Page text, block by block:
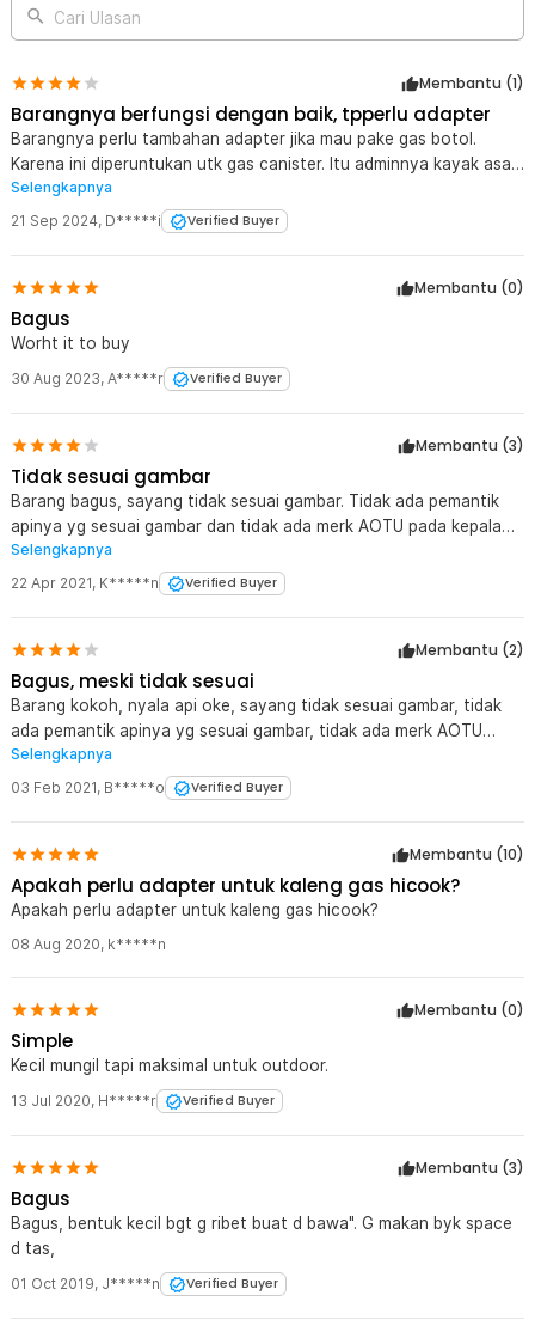
Cari Ulasan
Membantu (1)
Barangnya berfungsi dengan baik, tpperlu adapter
Barangnya perlu tambahan adapter jika mau pake gas botol.
Karena ini diperuntukan utk gas canister. Itu adminnya kayak asal
jawab di FAQ.
Selengkapnya
21 Sep 2024, D*****i Verified Buyer
Membantu (0)
Bagus
Worht it to buy
30 Aug 2023, A*****r Verified Buyer
Membantu (3)
Tidak sesuai gambar
Barang bagus, sayang tidak sesuai gambar. Tidak ada pemantik
apinya yg sesuai gambar dan tidak ada merk AOTU pada kepala
kompor seperti gambar.
Selengkapnya
22 Apr 2021, K*****n Verified Buyer
Membantu (2)
Bagus, meski tidak sesuai
Barang kokoh, nyala api oke, sayang tidak sesuai gambar, tidak
ada pemantik apinya yg sesuai gambar, tidak ada merk AOTU
pada kepala kompor seperti gambar, salah satu kaki sulit berdiri
karena terhalang oleh slang gas
Selengkapnya
03 Feb 2021, B*****o Verified Buyer
Membantu (10)
Apakah perlu adapter untuk kaleng gas hicook?
Apakah perlu adapter untuk kaleng gas hicook?
08 Aug 2020, k*****n
Membantu (0)
Simple
Kecil mungil tapi maksimal untuk outdoor.
13 Jul 2020, H*****r Verified Buyer
Membantu (3)
Bagus
Bagus, bentuk kecil bgt g ribet buat d bawa". G makan byk space
d tas,
01 Oct 2019, J*****n Verified Buyer